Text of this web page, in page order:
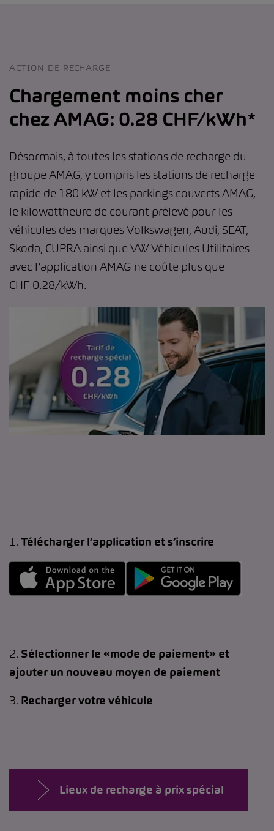
ACTION DE RECHARGE
Chargement moins cher
chez AMAG: 0.28 CHF/kWh*
Désormais, à toutes les stations de recharge du
groupe AMAG, y compris les stations de recharge
rapide de 180 kW et les parkings couverts AMAG,
le kilowattheure de courant prélevé pour les
véhicules des marques Volkswagen, Audi, SEAT,
Skoda, CUPRA ainsi que VW Véhicules Utilitaires
avec l’application AMAG ne coûte plus que
CHF 0.28/kWh.
1. Télécharger l’application et s’inscrire
2. Sélectionner le «mode de paiement» et
ajouter un nouveau moyen de paiement
3. Recharger votre véhicule
Lieux de recharge à prix spécial